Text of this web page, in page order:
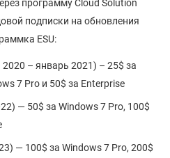
программу Cloud Solution
подписки на обновления
ESU:
– январь 2021) – 25$ за
7 Pro и 50$ за Enterprise
— 50$ за Windows 7 Pro, 100$
— 100$ за Windows 7 Pro, 200$